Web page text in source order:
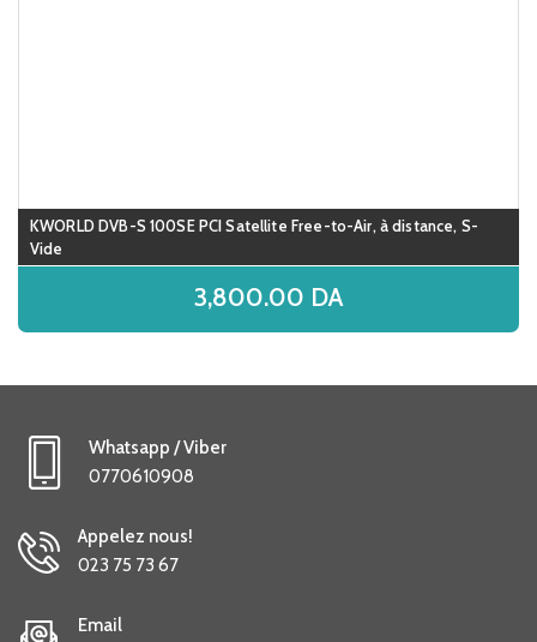
KWORLD DVB-S 100SE PCI Satellite Free-to-Air, à distance, S-
Vide
3,800.00 DA
Whatsapp / Viber
0770610908
Appelez nous!
023 75 73 67
Email